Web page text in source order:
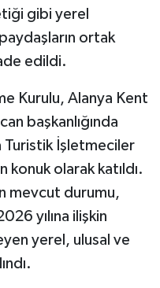
gibi yerel
ortak
edildi.
Kurulu, Alanya Kent
başkanlığında
Turistik İşletmeciler
konuk olarak katıldı.
mevcut durumu,
yılına ilişkin
yerel, ulusal ve